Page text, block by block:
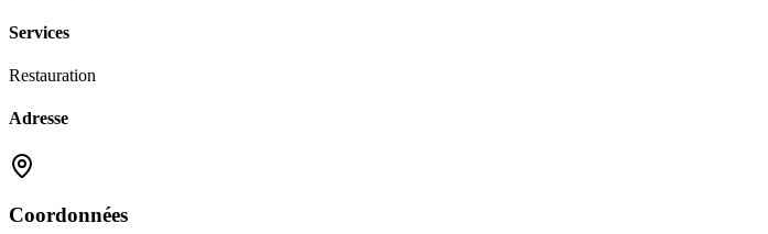
Services
Restauration
Adresse
Coordonnées